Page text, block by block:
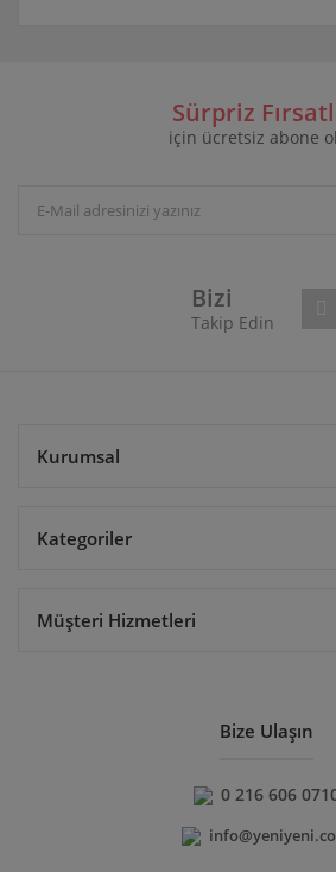
Yorum Yaz
Ürün resmi kalitesiz, bozuk veya
Ürün bilgilerinde hatalar bulunuyor.
Sürpriz
için ücretsiz abone
Bizi
Takip Edin
Kurumsal
Kategoriler
Müşteri Hizmetleri
Bize Ulaşın
0 216 606